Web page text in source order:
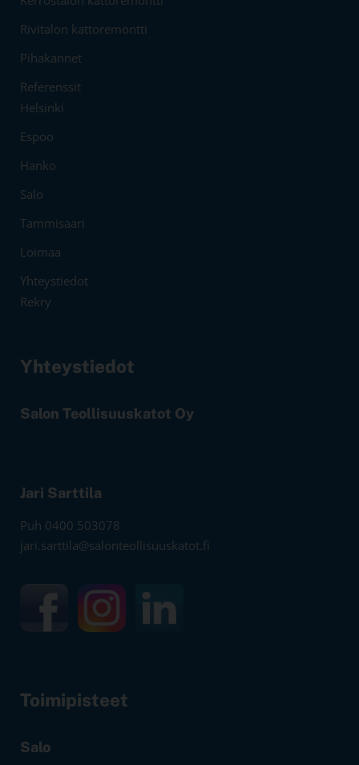
Rivitalon kattoremontti
Pihakannet
Referenssit
Helsinki
Espoo
Hanko
Salo
Tammisaari
Loimaa
Yhteystiedot
Rekry
Yhteystiedot
Salon Teollisuuskatot Oy
Jari Sarttila
Puh 0400 503078
jari.sarttila@salonteollisuuskatot.fi
Toimipisteet
Salo